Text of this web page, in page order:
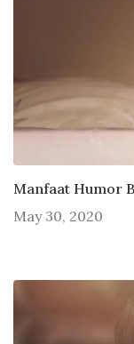
Manfaat Humor
May 30, 2020